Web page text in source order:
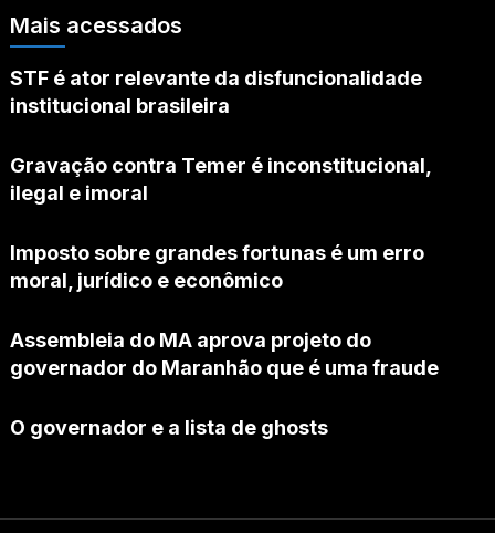
Mais acessados
STF é ator relevante da disfuncionalidade
institucional brasileira
Gravação contra Temer é inconstitucional,
ilegal e imoral
Imposto sobre grandes fortunas é um erro
moral, jurídico e econômico
Assembleia do MA aprova projeto do
governador do Maranhão que é uma fraude
O governador e a lista de ghosts